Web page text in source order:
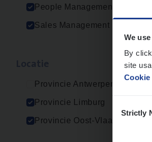
We
By
site
Selection
Strictly
People Management
Sales Management
Provincie Antwerpen
Provincie Limburg
Provincie Oost-Vlaanderen